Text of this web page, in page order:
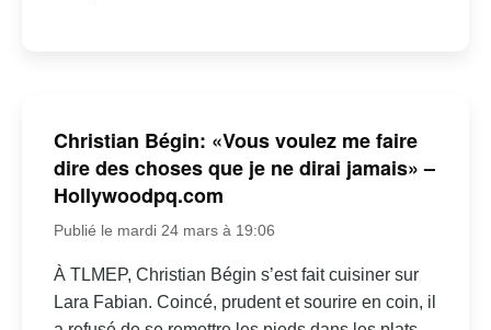
Christian Bégin: «Vous voulez me faire
dire des choses que je ne dirai jamais» –
Hollywoodpq.com
Publié le mardi 24 mars à 19:06
À TLMEP, Christian Bégin s’est fait cuisiner sur
Lara Fabian. Coincé, prudent et sourire en coin, il